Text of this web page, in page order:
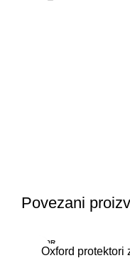
Povezani
RASPR
ODATO
Oxford protektori